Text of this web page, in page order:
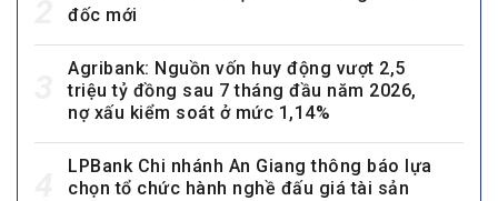
đốc mới
Agribank: Nguồn vốn huy động vượt 2,5
triệu tỷ đồng sau 7 tháng đầu năm 2026,
nợ xấu kiểm soát ở mức 1,14%
LPBank Chi nhánh An Giang thông báo lựa
chọn tổ chức hành nghề đấu giá tài sản